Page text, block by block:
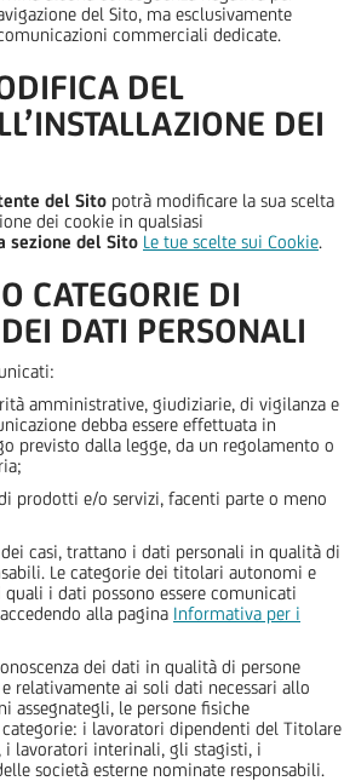
del Sito, ma esclusivamente
commerciali dedicate.
DEL
DEI
del Sito potrà modificare la sua scelta
dei cookie in qualsiasi
sezione del Sito Le tue scelte sui Cookie.
CATEGORIE DI
DATI PERSONALI
amministrative, giudiziarie, di vigilanza e
debba essere effettuata in
previsto dalla legge, da un regolamento o
prodotti e/o servizi, facenti parte o meno
casi, trattano i dati personali in qualità di
Le categorie dei titolari autonomi e
quali i dati possono essere comunicati
alla pagina Informativa per i
dei dati in qualità di persone
relativamente ai soli dati necessari allo
assegnategli, le persone fisiche
i lavoratori dipendenti del Titolare
i lavoratori interinali, gli stagisti, i
società esterne nominate responsabili.